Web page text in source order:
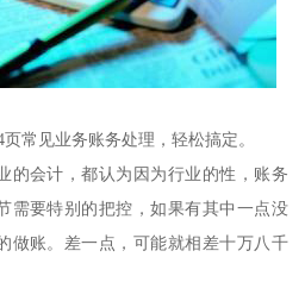
常见业务账务处理，轻松搞定。
的会计，都认为因为行业的性，账务
需要特别的把控，如果有其中一点没
做账。差一点，可能就相差十万八千